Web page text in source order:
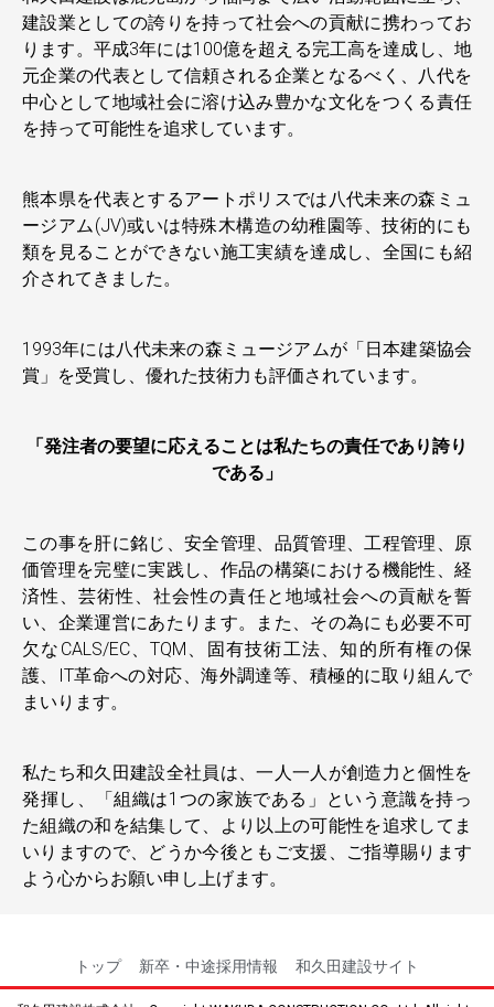
建設業としての誇りを持って社会への貢献に携わってお
ります。平成3年には100億を超える完工高を達成し、地
元企業の代表として信頼される企業となるべく、八代を
中心として地域社会に溶け込み豊かな文化をつくる責任
を持って可能性を追求しています。
熊本県を代表とするアートポリスでは八代未来の森ミュ
ージアム(JV)或いは特殊木構造の幼稚園等、技術的にも
類を見ることができない施工実績を達成し、全国にも紹
介されてきました。
1993年には八代未来の森ミュージアムが「日本建築協会
賞」を受賞し、優れた技術力も評価されています。
「発注者の要望に応えることは私たちの責任であり誇り
である」
この事を肝に銘じ、安全管理、品質管理、工程管理、原
価管理を完璧に実践し、作品の構築における機能性、経
済性、芸術性、社会性の責任と地域社会への貢献を誓
い、企業運営にあたります。また、その為にも必要不可
欠なCALS/EC、TQM、固有技術工法、知的所有権の保
護、IT革命への対応、海外調達等、積極的に取り組んで
まいります。
私たち和久田建設全社員は、一人一人が創造力と個性を
発揮し、「組織は1つの家族である」という意識を持っ
た組織の和を結集して、より以上の可能性を追求してま
いりますので、どうか今後ともご支援、ご指導賜ります
よう心からお願い申し上げます。
トップ 新卒・中途採用情報 和久田建設サイト